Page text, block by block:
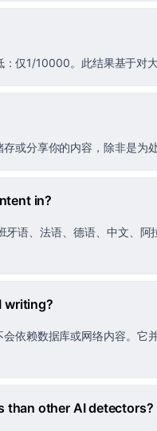
仅1/10000。此结果基于对
或分享你的内容，除非是为
in?
语、法语、德语、中文、
writing?
依赖数据库或网络内容。它
than other AI detectors?